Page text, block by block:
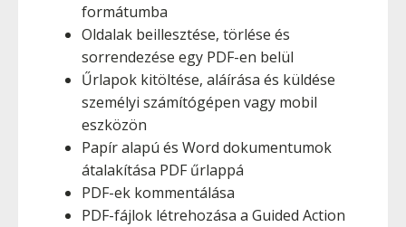
formátumba
Oldalak beillesztése, törlése és
sorrendezése egy PDF-en belül
Űrlapok kitöltése, aláírása és küldése
személyi számítógépen vagy mobil
eszközön
Papír alapú és Word dokumentumok
átalakítása PDF űrlappá
PDF-ek kommentálása
PDF-fájlok létrehozása a Guided Action